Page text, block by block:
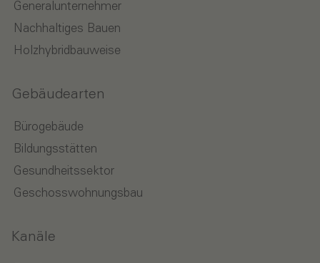
Generalunternehmer
Nachhaltiges Bauen
Holzhybridbauweise
Gebäudearten
Bürogebäude
Bildungsstätten
Gesundheitssektor
Geschosswohnungsbau
Kanäle